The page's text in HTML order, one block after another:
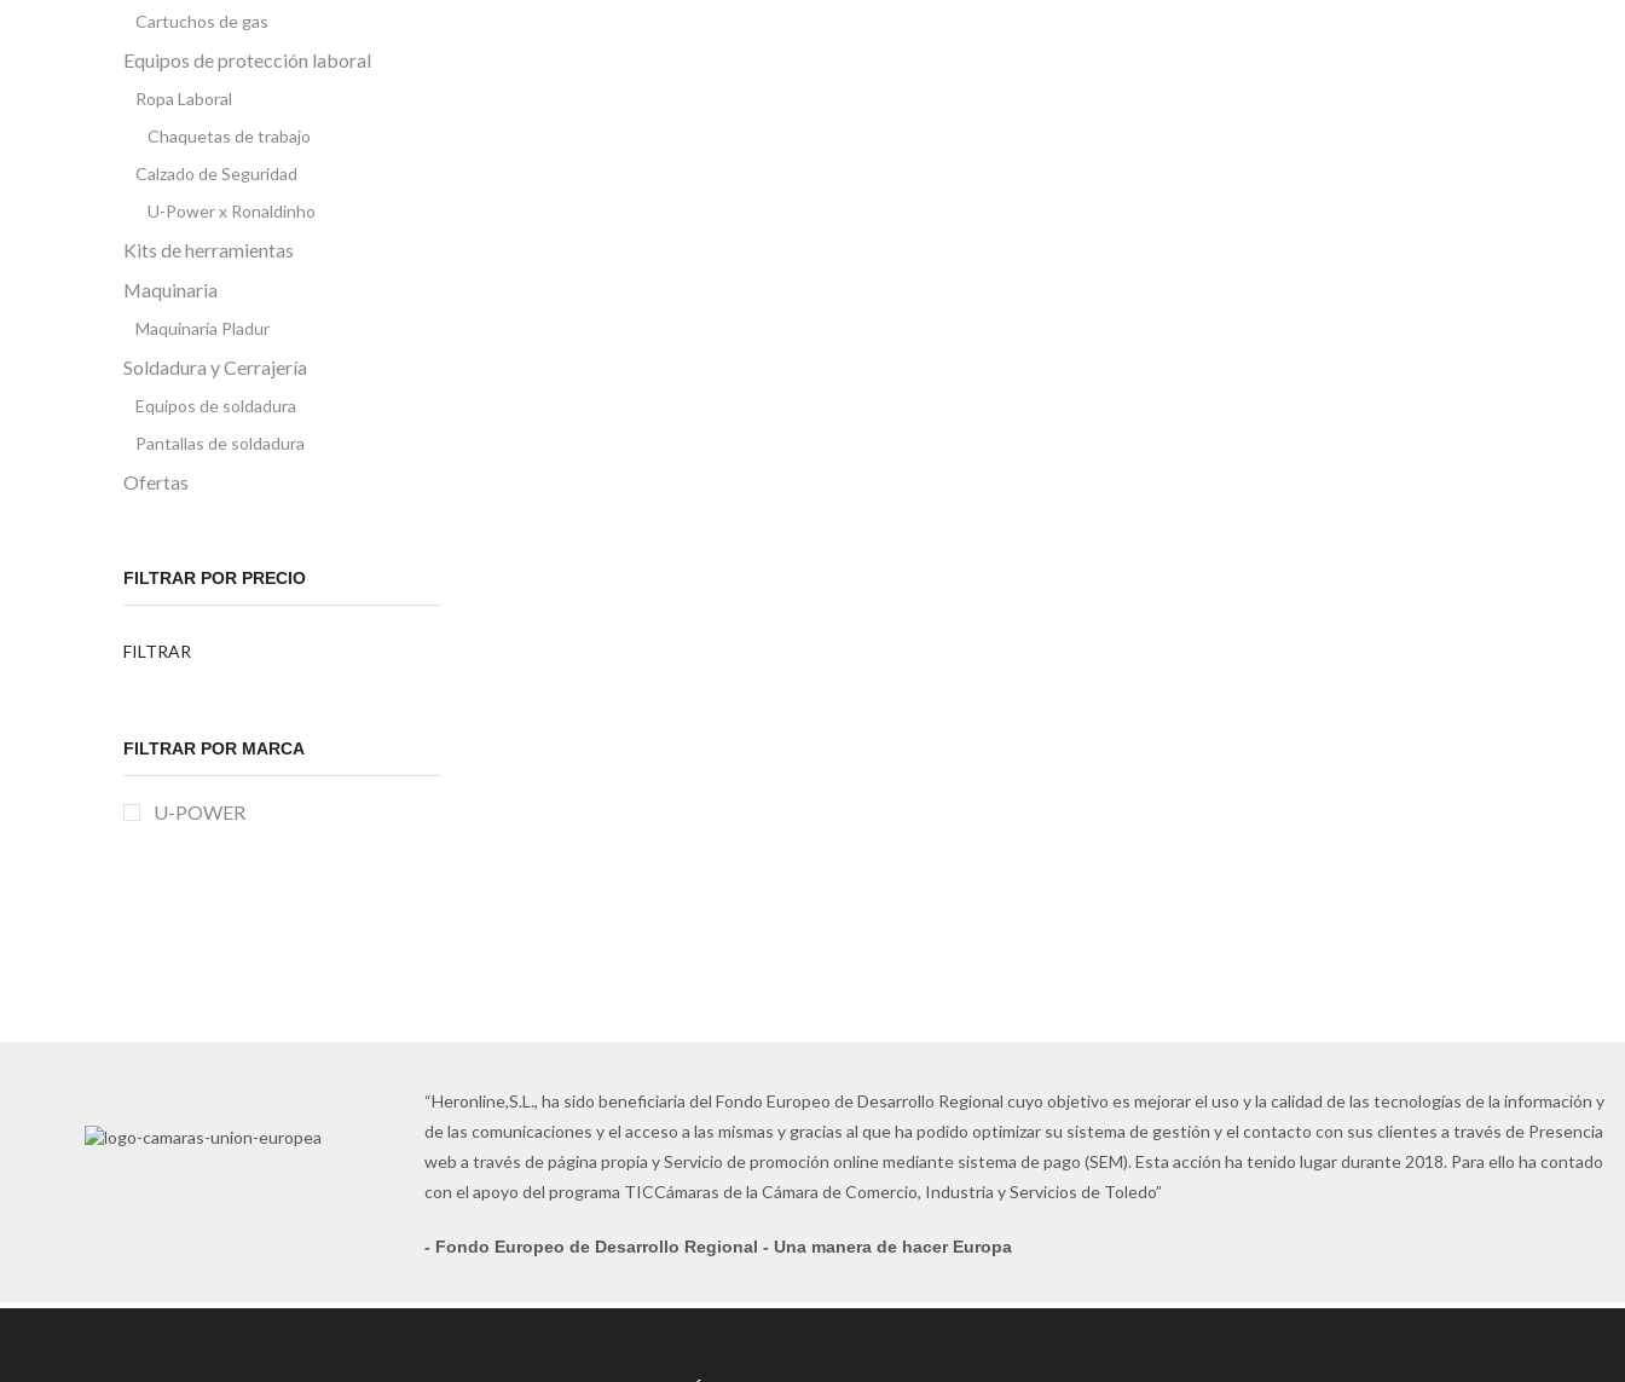
Cartuchos de gas
Equipos de protección laboral
Ropa Laboral
Chaquetas de trabajo
Calzado de Seguridad
U-Power x Ronaldinho
Kits de herramientas
Maquinaria
Maquinaria Pladur
Soldadura y Cerrajería
Equipos de soldadura
Pantallas de soldadura
Ofertas
FILTRAR POR PRECIO
FILTRAR
FILTRAR POR MARCA
U-POWERMAQUINARIA
“Heronline,S.L., ha sido beneficiaria del Fondo Europeo de Desarrollo Regional cuyo objetivo es mejorar el uso y la calidad de las tecnologías de la información y
de las comunicaciones y el acceso a las mismas y gracias al que ha podido optimizar su sistema de gestión y el contacto con sus clientes a través de Presencia
web a través de página propia y Servicio de promoción online mediante sistema de pago (SEM). Esta acción ha tenido lugar durante 2018. Para ello ha contado
con el apoyo del programa TICCámaras de la Cámara de Comercio, Industria y Servicios de Toledo”
- Fondo Europeo de Desarrollo Regional - Una manera de hacer Europa